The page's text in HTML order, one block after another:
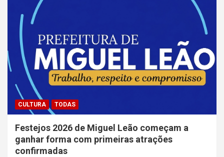
CULTURA TODAS
Festejos 2026 de Miguel Leão começam a
ganhar forma com primeiras atrações
confirmadas